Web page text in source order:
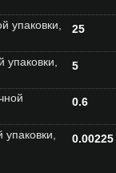
упаковки,
25
5
0.6
0.00225